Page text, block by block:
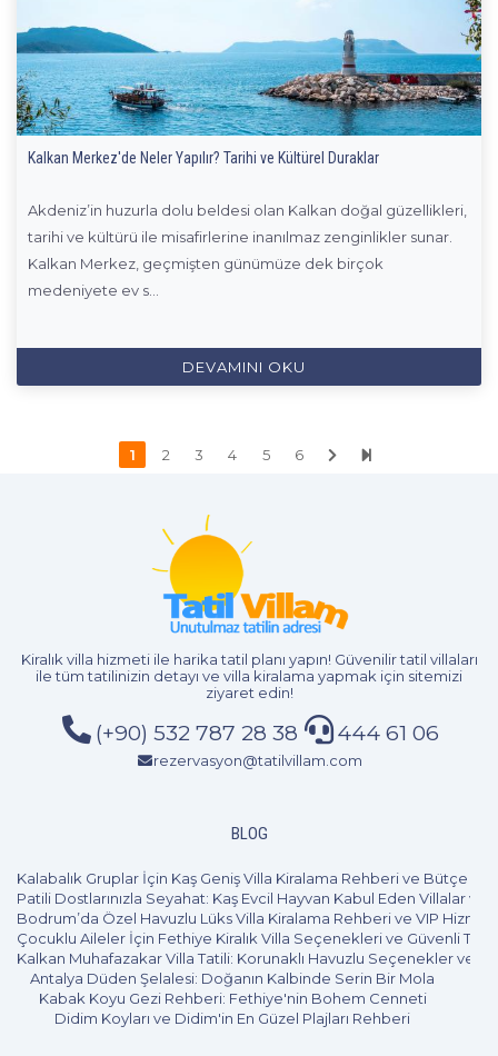
Kalkan Merkez'de Neler Yapılır? Tarihi ve Kültürel Duraklar
Akdeniz’in huzurla dolu beldesi olan Kalkan doğal güzellikleri,
tarihi ve kültürü ile misafirlerine inanılmaz zenginlikler sunar.
Kalkan Merkez, geçmişten günümüze dek birçok
medeniyete ev s...
DEVAMINI OKU
1 2 3 4 5 6
Kiralık villa hizmetiile harika tatil planı yapın! Güvenilir tatil villaları
ile tüm tatilinizin detayı ve villa kiralama yapmak için sitemizi
ziyaret edin!
(+90) 532 787 28 38 444 61 06
rezervasyon@tatilvillam.com
BLOG
Kalabalık Gruplar İçin Kaş Geniş Villa Kiralama Rehberi ve Bütçe
Patili Dostlarınızla Seyahat: Kaş Evcil Hayvan Kabul Eden Villalar ve
Bodrum’da Özel Havuzlu Lüks Villa Kiralama Rehberi ve VIP
Çocuklu Aileler İçin Fethiye Kiralık Villa Seçenekleri ve Güvenli
Kalkan Muhafazakar Villa Tatili: Korunaklı Havuzlu Seçenekler ve
Antalya Düden Şelalesi: Doğanın Kalbinde Serin Bir Mola
Kabak Koyu Gezi Rehberi: Fethiye'nin Bohem Cenneti
Didim Koyları ve Didim'in En Güzel Plajları Rehberi